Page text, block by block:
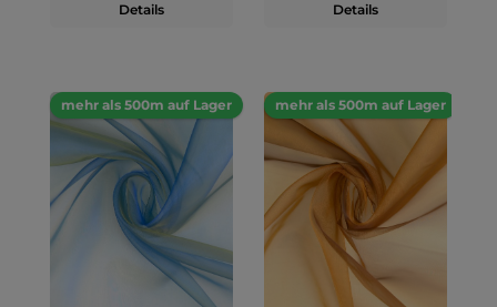
Details Details
mehr als 500m auf Lager mehr als 500m auf Lager